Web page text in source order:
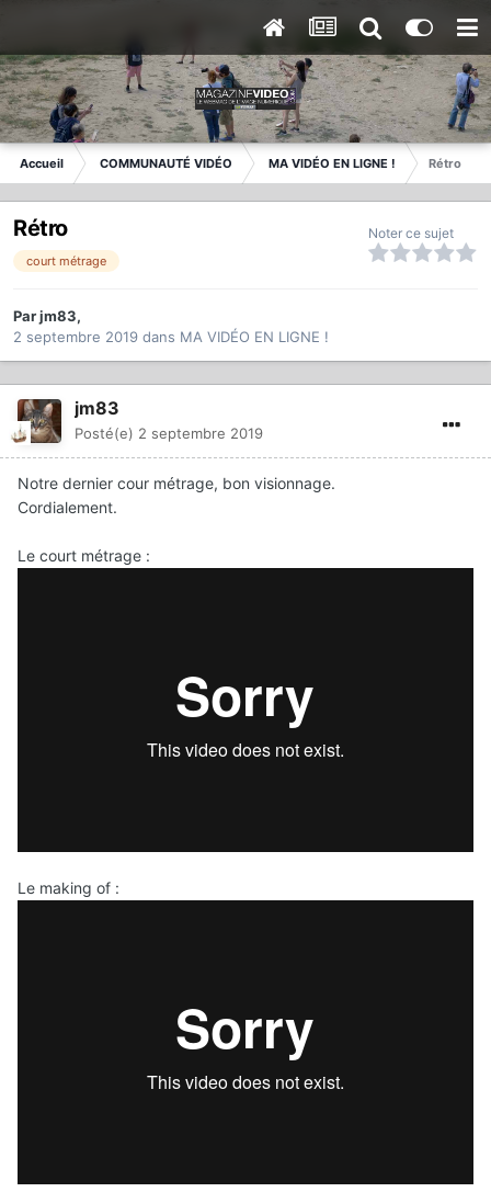
Accueil COMMUNAUTÉ VIDÉO MA VIDÉO EN LIGNE ! Rétro
Rétro
court métrage
Noter ce sujet
Parjm83,
2 septembre 2019 dans MA VIDÉO EN LIGNE !
jm83
Posté(e) 2 septembre 2019
Notre dernier cour métrage, bon visionnage.
Cordialement.
Le court métrage :
Le making of :